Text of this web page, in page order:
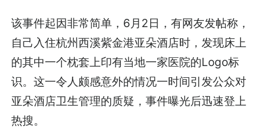
该事件起因非常简单，6月2日，有网友发帖称，
自己入住杭州西溪紫金港亚朵酒店时，发现床上
的其中一个枕套上印有当地一家医院的Logo标
识。这一令人颇感意外的情况一时间引发公众对
亚朵酒店卫生管理的质疑，事件曝光后迅速登上
热搜。